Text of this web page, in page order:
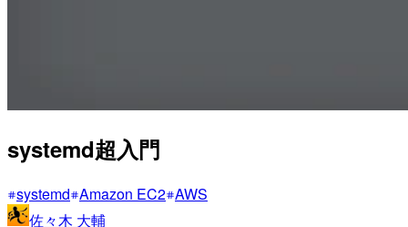
systemd超入門
systemd Amazon EC2 AWS
佐々木 大輔